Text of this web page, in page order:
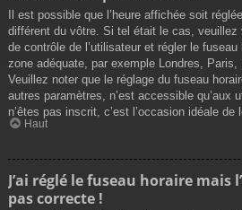
Il est possible que l’heure affichée soit
différent du vôtre. Si tel était le cas, veuillez
de contrôle de l’utilisateur et régler le
zone adéquate, par exemple Londres, Paris,
Veuillez noter que le réglage du fuseau
autres paramètres, n’est accessible qu’aux
n’êtes pas inscrit, c’est l’occasion idéale de
Haut
J’ai réglé le fuseau horaire mais
pas correcte !